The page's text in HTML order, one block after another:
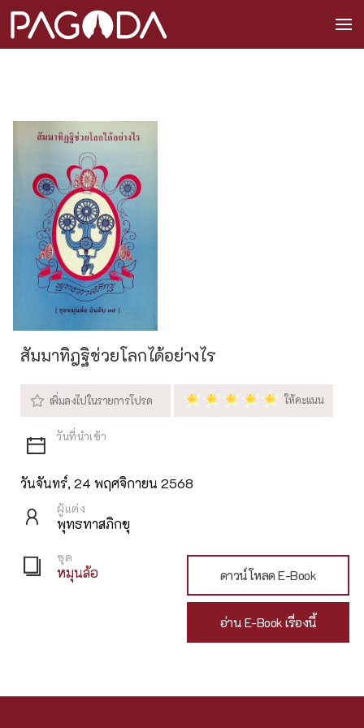
สัมมาทิฎฐิช่วยโลกได้อย่างไร
วันจันทร์, 24 พฤศจิกายน 2568
ผู้แต่ง
พุทธทาสภิกขุ
ชุด
หมุนล้อ ดาวน์โหลด E-Book
อ่าน E-Book เรื่องนี้